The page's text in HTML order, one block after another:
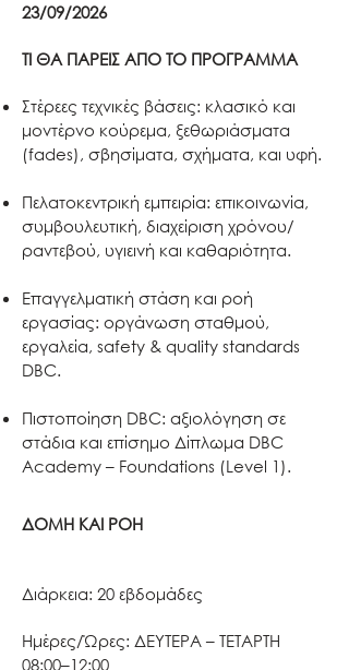
23/09/2026
ΤΙ ΘΑ ΠΑΡΕΙΣ ΑΠΟ ΤΟ ΠΡΟΓΡΑΜΜΑ
Στέρεες τεχνικές βάσεις: κλασικό και
μοντέρνο κούρεμα, ξεθωριάσματα
(fades), σβησίματα, σχήματα, και υφή.
Πελατοκεντρική εμπειρία: επικοινωνία,
συμβουλευτική, διαχείριση χρόνου/
ραντεβού, υγιεινή και καθαριότητα.
Επαγγελματική στάση και ροή
εργασίας: οργάνωση σταθμού,
εργαλεία, safety & quality standards
DBC.
Πιστοποίηση DBC: αξιολόγηση σε
στάδια και επίσημο Δίπλωμα DBC
Academy – Foundations (Level 1).
ΔΟΜΗ ΚΑΙ ΡΟΗ
Διάρκεια: 20 εβδομάδες
Ημέρες/Ώρες: ΔΕΥΤΕΡΑ – ΤΕΤΑΡΤΗ
08:00–12:00